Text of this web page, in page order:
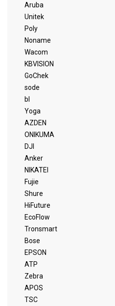
Aruba
Unitek
Poly
Noname
Wacom
KBVISION
GoChek
sode
bl
Yoga
AZDEN
ONIKUMA
DJI
Anker
NIKATEI
Fujie
Shure
HiFuture
EcoFlow
Tronsmart
Bose
EPSON
ATP
Zebra
APOS
TSC